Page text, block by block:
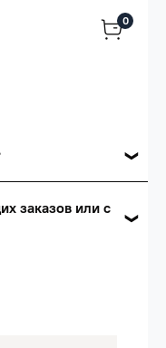
0
вашего
заказов или с